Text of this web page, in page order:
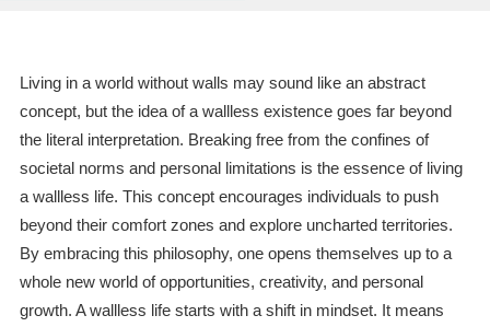
Living in a world without walls may sound like an abstract
concept, but the idea of a wallless existence goes far beyond
the literal interpretation. Breaking free from the confines of
societal norms and personal limitations is the essence of living
a wallless life. This concept encourages individuals to push
beyond their comfort zones and explore uncharted territories.
By embracing this philosophy, one opens themselves up to a
whole new world of opportunities, creativity, and personal
growth. A wallless life starts with a shift in mindset. It means